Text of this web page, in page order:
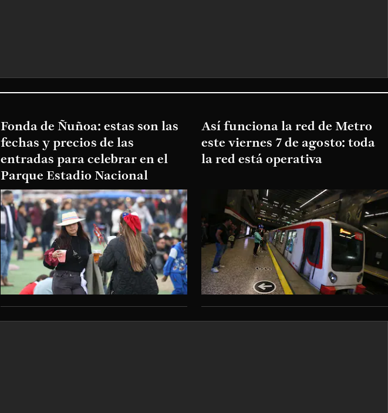
Fonda de Ñuñoa: estas son las
fechas y precios de las
entradas para celebrar en el
Parque Estadio Nacional
Así funciona la red de Metro
este viernes 7 de agosto: toda
la red está operativa